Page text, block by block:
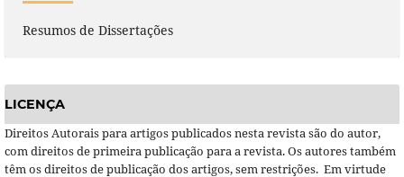
Resumos de Dissertações
LICENÇA
Direitos Autorais para artigos publicados nesta revista são do autor,
com direitos de primeira publicação para a revista. Os autores também
têm os direitos de publicação dos artigos, sem restrições. Em virtude